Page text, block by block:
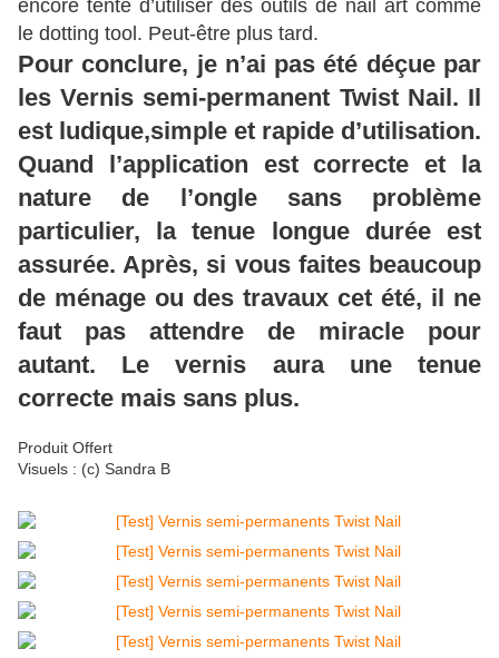
encore tenté d’utiliser des outils de nail art comme
le dotting tool. Peut-être plus tard.
Pour conclure, je n’ai pas été déçue par
les Vernis semi-permanent Twist Nail. Il
est ludique,simple et rapide d’utilisation.
Quand l’application est correcte et la
nature de l’ongle sans problème
particulier, la tenue longue durée est
assurée. Après, si vous faites beaucoup
de ménage ou des travaux cet été, il ne
faut pas attendre de miracle pour
autant. Le vernis aura une tenue
correcte mais sans plus.
Produit Offert
Visuels : (c) Sandra B